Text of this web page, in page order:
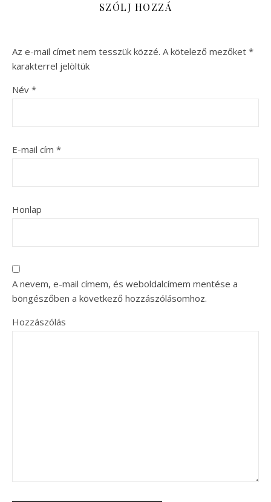
SZÓLJ HOZZÁ
Az e-mail címet nem tesszük közzé. A kötelező mezőket *
karakterrel jelöltük
Név *
E-mail cím *
Honlap
A nevem, e-mail címem, és weboldalcímem mentése a
böngészőben a következő hozzászólásomhoz.
Hozzászólás